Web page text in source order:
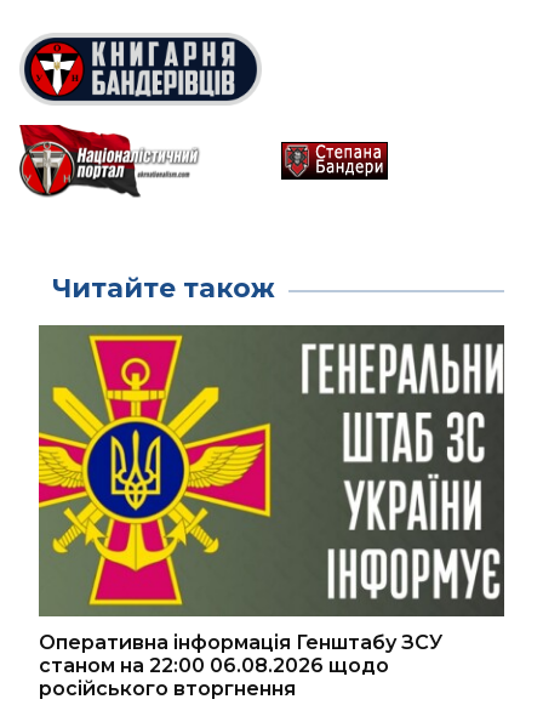
Читайте також
Оперативна інформація Генштабу ЗСУ
станом на 22:00 06.08.2026 щодо
російського вторгнення